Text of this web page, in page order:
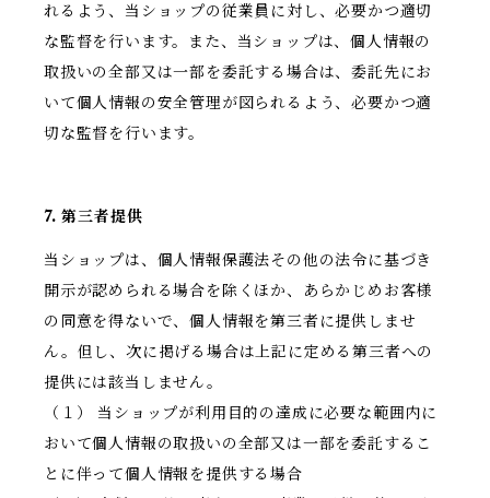
れるよう、当ショップの従業員に対し、必要かつ適切
な監督を行います。また、当ショップは、個人情報の
取扱いの全部又は一部を委託する場合は、委託先にお
いて個人情報の安全管理が図られるよう、必要かつ適
切な監督を行います。
7. 第三者提供
当ショップは、個人情報保護法その他の法令に基づき
開示が認められる場合を除くほか、あらかじめお客様
の同意を得ないで、個人情報を第三者に提供しませ
ん。但し、次に掲げる場合は上記に定める第三者への
提供には該当しません。
（１） 当ショップが利用目的の達成に必要な範囲内に
おいて個人情報の取扱いの全部又は一部を委託するこ
とに伴って個人情報を提供する場合